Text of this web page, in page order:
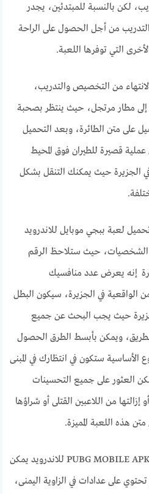
لكن بالنسبة للمبتدئين، يجدر
التدريب من أجل الحصول على الراحة
التي توفرها اللعبة.
من التخصيص والتدريب،
مطار مرتجل، حيث ينتظر بصحبة
على متن الطائرة، وبعد التحميل
قصيرة للطيران فوق المحيط
الجزيرة حيث يمكنك التنقل بشكل
لعبة ببجي موبايل للاندرويد
الشخصيات، حيث ستلاحظ الرقم
إنه يعرض عدد منافسيك
من الواقعية في الجزيرة، سيكون البطل
حيث يجب البحث عن جميع
ويمكن بأبسط الطرق الحصول
الأساسية ستكون في انتظارك في المبنى
العثور على جميع التحسينات
إزالتها من اللاعبين القتلى أو شراؤها
متن هذه اللعبة المميزة.
لعبة ببجي موبايل PUBG MOBILE APK للاندرويد يمكن
على عدادات في الزاوية اليمنى،